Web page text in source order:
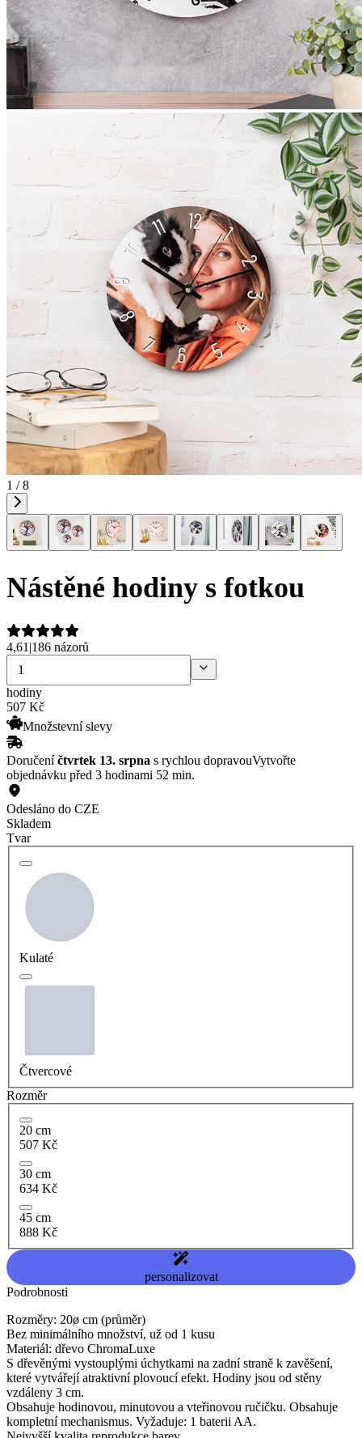
1 / 8
Nástěné hodiny s fotkou
4,61 |186 názorů
hodiny
507 Kč
Množstevní slevy
Doručeníčtvrtek 13. srpna s rychlou dopravouVytvořte
objednávku před 3 hodinami 52 min.
Odesláno do CZE
Skladem
Tvar
Kulaté
Čtvercové
Rozměr
20 cm
507 Kč
30 cm
634 Kč
45 cm
888 Kč
personalizovat
Podrobnosti
Rozměry: 20ø cm (průměr)
Bez minimálního množství, už od 1 kusu
Materiál: dřevo ChromaLuxe
S dřevěnými vystouplými úchytkami na zadní straně k zavěšení,
které vytvářejí atraktivní plovoucí efekt. Hodiny jsou od stěny
vzdáleny 3 cm.
Obsahuje hodinovou, minutovou a vteřinovou ručičku. Obsahuje
kompletní mechanismus. Vyžaduje: 1 baterii AA.